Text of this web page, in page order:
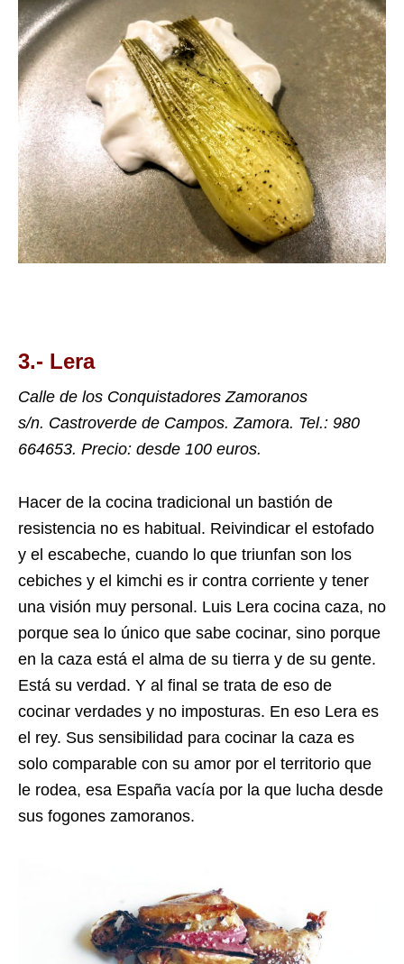
3.- Lera
Calle de los Conquistadores Zamoranos
s/n. Castroverde de Campos. Zamora. Tel.: 980
664653. Precio: desde 100 euros.
Hacer de la cocina tradicional un bastión de
resistencia no es habitual. Reivindicar el estofado
y el escabeche, cuando lo que triunfan son los
cebiches y el kimchi es ir contra corriente y tener
una visión muy personal. Luis Lera cocina caza, no
porque sea lo único que sabe cocinar, sino porque
en la caza está el alma de su tierra y de su gente.
Está su verdad. Y al final se trata de eso de
cocinar verdades y no imposturas. En eso Lera es
el rey. Sus sensibilidad para cocinar la caza es
solo comparable con su amor por el territorio que
le rodea, esa España vacía por la que lucha desde
sus fogones zamoranos.